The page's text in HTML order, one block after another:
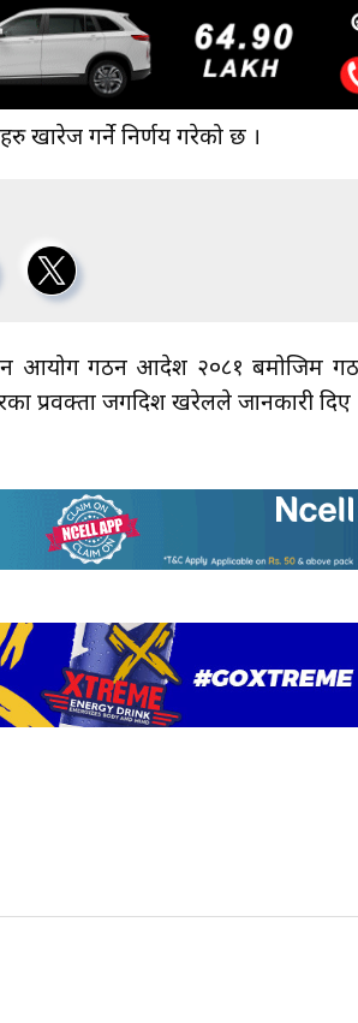
खारेज गर्ने निर्णय गरेको छ ।
आयोग गठन आदेश २०८१ बमोजिम
प्रवक्ता जगदिश खरेलले जानकारी दिए